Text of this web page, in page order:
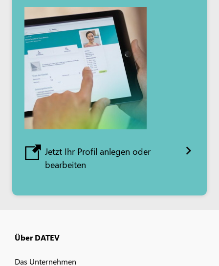
Jetzt Ihr Profil anlegen oder
bearbeiten
Über DATEV
Das Unternehmen